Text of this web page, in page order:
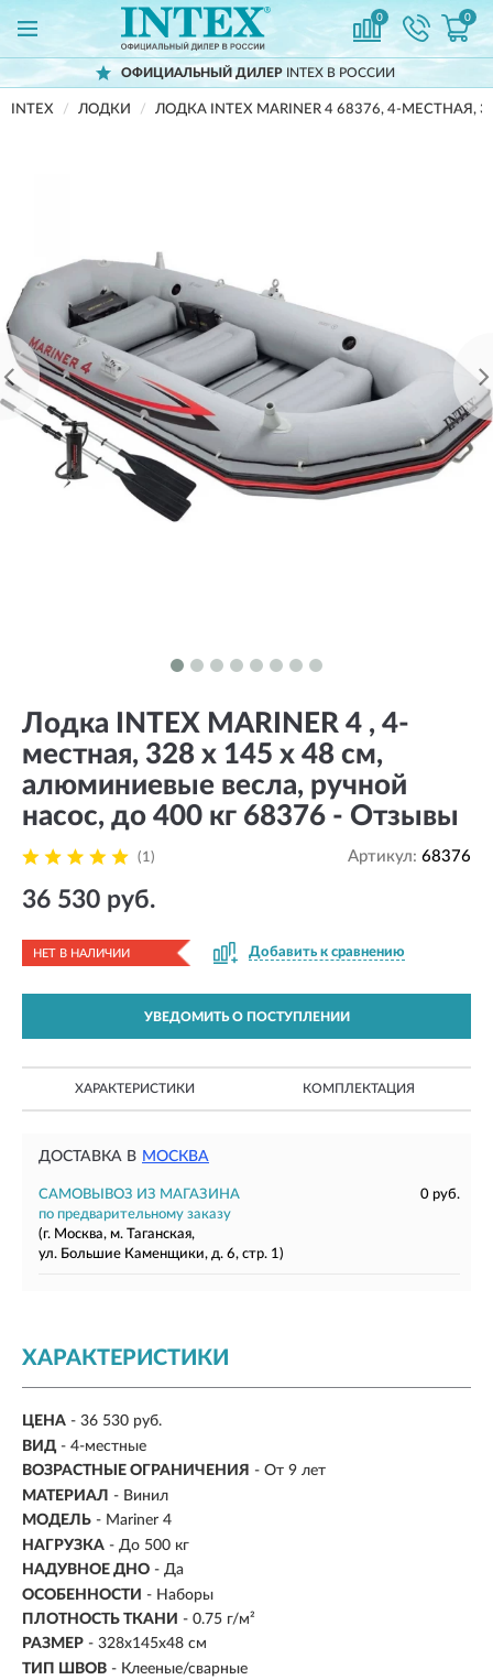
0 0
ОФИЦИАЛЬНЫЙ ДИЛЕР INTEX В РОССИИ
INTEX ЛОДКИ ЛОДКА INTEX MARINER 4 68376, 4-
Лодка INTEX MARINER 4 , 4-
местная, 328 х 145 х 48 см,
алюминиевые весла, ручной
насос, до 400 кг 68376 - Отзывы
(1) Артикул: 68376
36 530 руб.
НЕТ В НАЛИЧИИ Добавить к сравнению
УВЕДОМИТЬ О ПОСТУПЛЕНИИ
ХАРАКТЕРИСТИКИ КОМПЛЕКТАЦИЯ
ДОСТАВКА В МОСКВА
САМОВЫВОЗ ИЗ МАГАЗИНА
0 руб.
по предварительному заказу
(г. Москва, м. Таганская,
ул. Большие Каменщики, д. 6, стр. 1)
ХАРАКТЕРИСТИКИ
ЦЕНА - 36 530 руб.
ВИД - 4-местные
ВОЗРАСТНЫЕ ОГРАНИЧЕНИЯ - От 9 лет
МАТЕРИАЛ - Винил
МОДЕЛЬ - Mariner 4
НАГРУЗКА - До 500 кг
НАДУВНОЕ ДНО - Да
ОСОБЕННОСТИ - Наборы
ПЛОТНОСТЬ ТКАНИ - 0.75 г/м²
РАЗМЕР - 328х145х48 см
ТИП ШВОВ - Клееные/сварные